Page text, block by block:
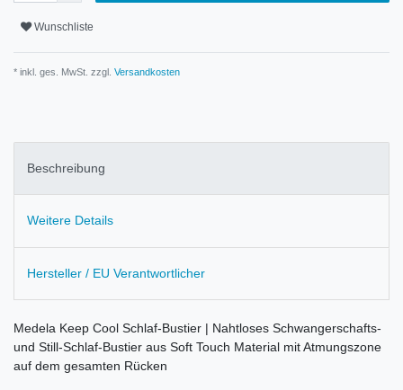
Wunschliste
* inkl. ges. MwSt. zzgl. Versandkosten
Beschreibung
Weitere Details
Hersteller / EU Verantwortlicher
Medela Keep Cool Schlaf-Bustier | Nahtloses Schwangerschafts-
und Still-Schlaf-Bustier aus Soft Touch Material mit Atmungszone
auf dem gesamten Rücken